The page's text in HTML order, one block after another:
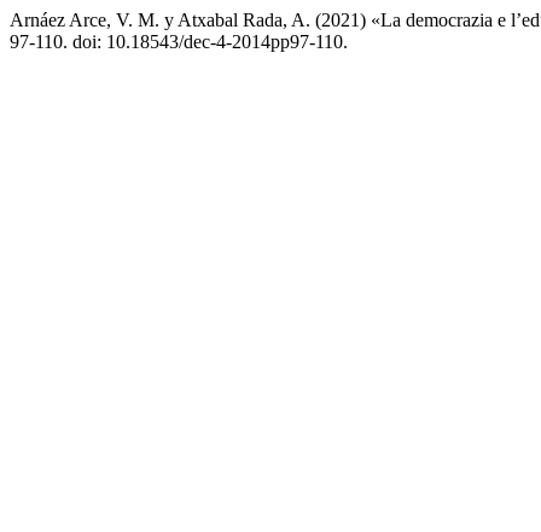
Arnáez Arce, V. M. y Atxabal Rada, A. (2021) «La democrazia e
97-110. doi: 10.18543/dec-4-2014pp97-110.